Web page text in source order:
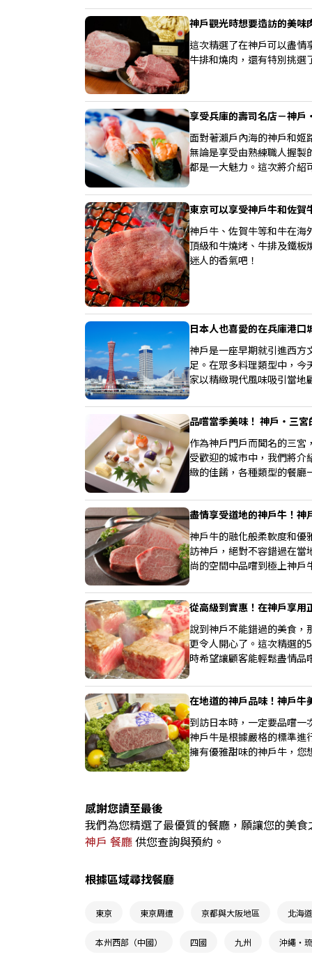
神戶觀光時想要造訪的美味
這次精選了在神戶可以盡情
牛排和燒肉，還有特別挑選
享受兵庫的壽司名店－神戶
面對著瀨戶內海的神戶和姬
無論是享受由熟練職人握製
都是一大魅力。這次將介紹
東京可以享受神戶牛和佐賀
神戶牛、佐賀牛等和牛在海
頂級和牛燒烤、牛排及鐵板
迷人的香氣吧！
日本人也喜愛的在兵庫港
神戶是一座早期就引進西方
足。在眾多料理類型中，今
家以精緻現代風味吸引當地
品嚐當季美味！ 神戶・三
作為神戶門戶而聞名的三宮
受歡迎的城市中，我們將介
緻的佳餚，各種類型的餐廳
盡情享受道地的神戶牛！神
神戶牛的融化般柔軟度和優
訪神戶，絕對不容錯過在當
尚的空間中品嚐到極上神
從高級到實惠！在神戶享用
說到神戶不能錯過的美食，
更令人開心了。這次精選的
時希望讓顧客能輕鬆盡情品
在地道的神戶品味！神戶牛
到訪日本時，一定要品嚐一
神戶牛是根據嚴格的標準進
擁有優雅甜味的神戶牛，您
感謝您讀至最後
我們為您精選了最優質的餐廳，願讓您的美
神戶 餐廳供您查詢與預約。
根據區域尋找餐廳
東京 東京周遭 京都與大阪地區 北海道
本州西部（中國） 四國 九州 沖繩・